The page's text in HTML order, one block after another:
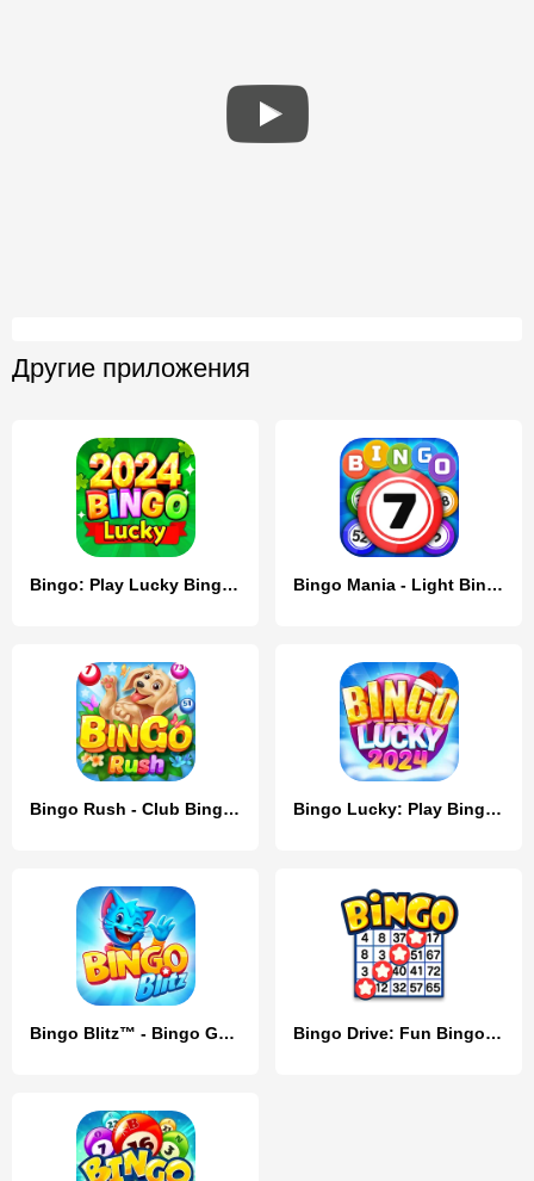
Другие приложения
Bingo: Play Lucky Bingo Games Bingo Mania - Light Bingo Game
Bingo Rush - Club Bingo Games Bingo Lucky: Play Bingo Games
Bingo Blitz™️ - Bingo Games Bingo Drive: Fun Bingo Games